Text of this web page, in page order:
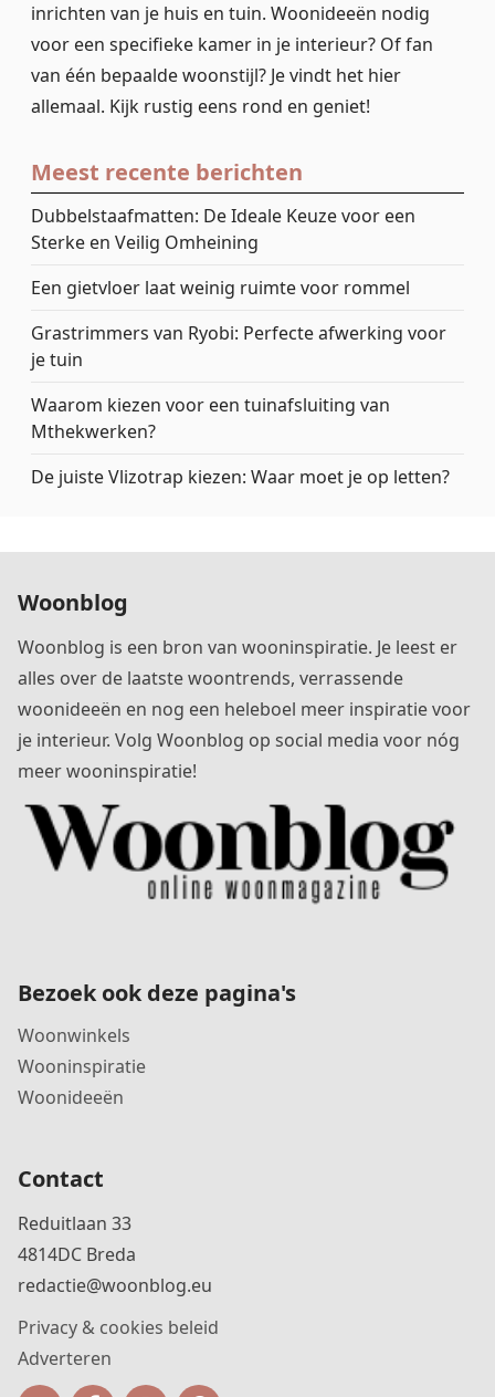
inrichten van je huis en tuin. Woonideeën nodig
voor een specifieke kamer in je interieur? Of fan
van één bepaalde woonstijl? Je vindt het hier
allemaal. Kijk rustig eens rond en geniet!
Meest recente berichten
Dubbelstaafmatten: De Ideale Keuze voor een
Sterke en Veilig Omheining
Een gietvloer laat weinig ruimte voor rommel
Grastrimmers van Ryobi: Perfecte afwerking voor
je tuin
Waarom kiezen voor een tuinafsluiting van
Mthekwerken?
De juiste Vlizotrap kiezen: Waar moet je op letten?
Woonblog
Woonblog is een bron van wooninspiratie. Je leest er
alles over de laatste woontrends, verrassende
woonideeën en nog een heleboel meer inspiratie voor
je interieur. Volg Woonblog op social media voor nóg
meer wooninspiratie!
Bezoek ook deze pagina's
Woonwinkels
Wooninspiratie
Woonideeën
Contact
Reduitlaan 33
4814DC Breda
redactie@woonblog.eu
Privacy & cookies beleid
Adverteren